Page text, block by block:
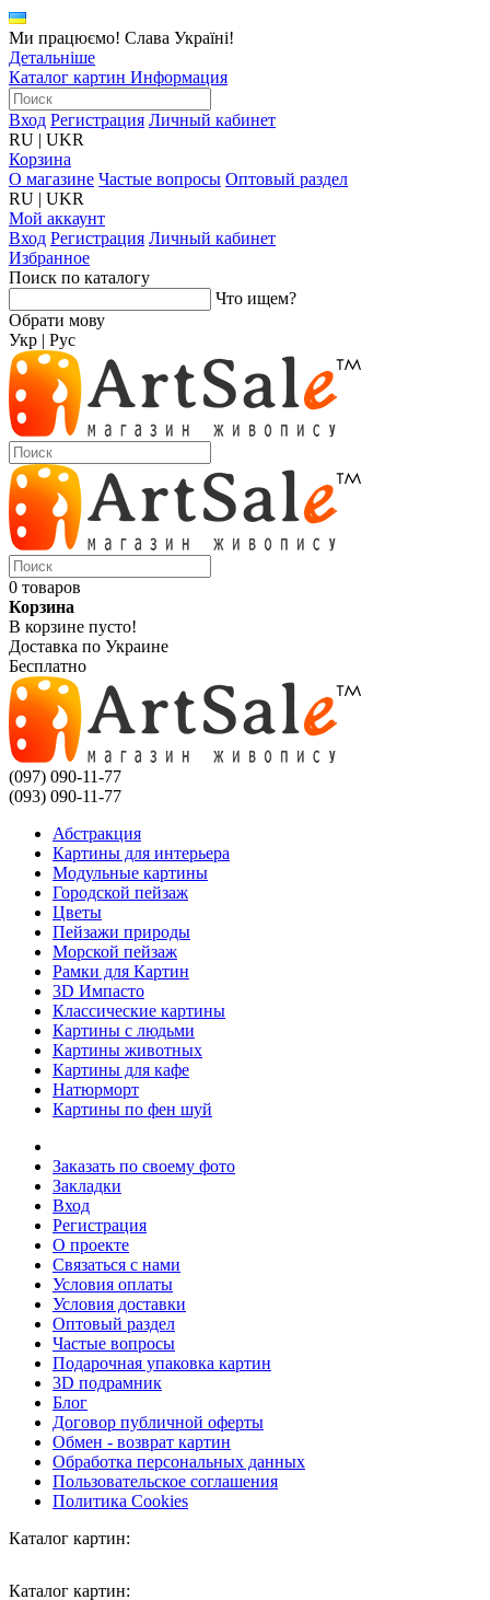
Ми працюємо! Слава Україні!
Детальніше
Каталог картин Информация
Вход Регистрация Личный кабинет
RU | UKR
Корзина
О магазине Частые вопросы Оптовый раздел
RU | UKR
Мой аккаунт
Вход Регистрация Личный кабинет
Избранное
Поиск по каталогу
Что ищем?
Обрати мову
Укр | Рус
0 товаров
Корзина
В корзине пусто!
Доставка по Украине
Бесплатно
(097) 090-11-77
(093) 090-11-77
Абстракция
Картины для интерьера
Модульные картины
Городской пейзаж
Цветы
Пейзажи природы
Морской пейзаж
Рамки для Картин
3D Импасто
Классические картины
Картины с людьми
Картины животных
Картины для кафе
Натюрморт
Картины по фен шуй
Заказать по своему фото
Закладки
Вход
Регистрация
О проекте
Связаться с нами
Условия оплаты
Условия доставки
Оптовый раздел
Частые вопросы
Подарочная упаковка картин
3D подрамник
Блог
Договор публичной оферты
Обмен - возврат картин
Обработка персональных данных
Пользовательское соглашения
Политика Cookies
Каталог картин:
Каталог картин: